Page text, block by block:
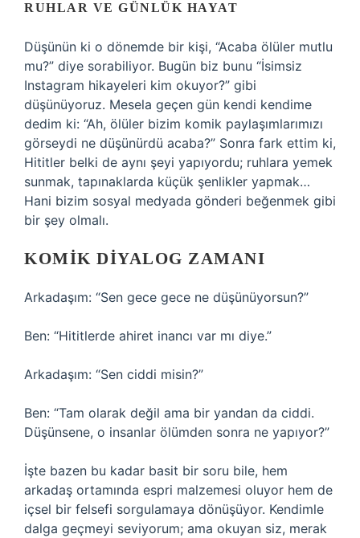
RUHLAR VE GÜNLÜK HAYAT
Düşünün ki o dönemde bir kişi, “Acaba ölüler mutlu
mu?” diye sorabiliyor. Bugün biz bunu “İsimsiz
Instagram hikayeleri kim okuyor?” gibi
düşünüyoruz. Mesela geçen gün kendi kendime
dedim ki: “Ah, ölüler bizim komik paylaşımlarımızı
görseydi ne düşünürdü acaba?” Sonra fark ettim ki,
Hititler belki de aynı şeyi yapıyordu; ruhlara yemek
sunmak, tapınaklarda küçük şenlikler yapmak…
Hani bizim sosyal medyada gönderi beğenmek gibi
bir şey olmalı.
KOMIK DIYALOG ZAMANI
Arkadaşım: “Sen gece gece ne düşünüyorsun?”
Ben: “Hititlerde ahiret inancı var mı diye.”
Arkadaşım: “Sen ciddi misin?”
Ben: “Tam olarak değil ama bir yandan da ciddi.
Düşünsene, o insanlar ölümden sonra ne yapıyor?”
İşte bazen bu kadar basit bir soru bile, hem
arkadaş ortamında espri malzemesi oluyor hem de
içsel bir felsefi sorgulamaya dönüşüyor. Kendimle
dalga geçmeyi seviyorum; ama okuyan siz, merak